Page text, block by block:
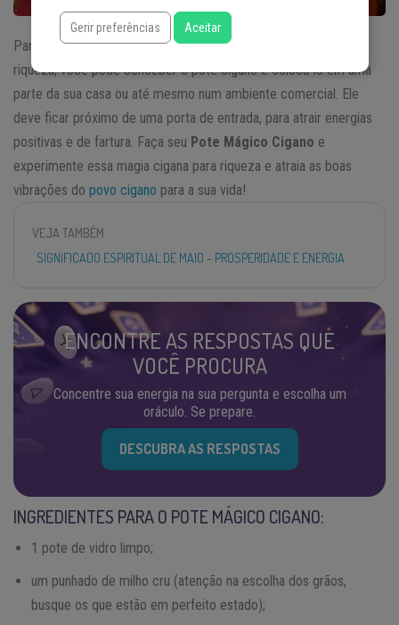
Para atrairprosperidade, estabilidade financeira,
riqueza, você pode conceber o pote cigano e colocá-lo em uma
parte da sua casa ou até mesmo num ambiente comercial. Ele
deve ficar próximo de uma porta de entrada, para atrair energias
positivas e de fartura. Faça seu Pote Mágico Cigano e
experimente essa magia cigana para riqueza e atraia as boas
vibrações do povo cigano para a sua vida!
VEJA TAMBÉM
SIGNIFICADO ESPIRITUAL DE MAIO - PROSPERIDADE E ENERGIA
ENCONTRE AS RESPOSTAS QUE
VOCÊ PROCURA
Concentre sua energia na sua pergunta e escolha um
oráculo. Se prepare.
DESCUBRA AS RESPOSTAS
INGREDIENTES PARA O POTE MÁGICO CIGANO:
1 pote de vidro limpo;
um punhado de milho cru (atenção na escolha dos grãos,
busque os que estão em perfeito estado);
Gerir preferências Aceitar